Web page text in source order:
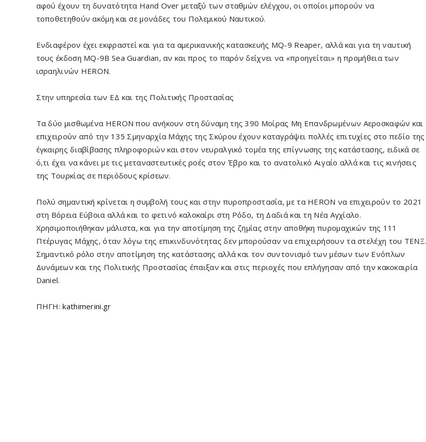
αφού έχουν τη δυνατότητα Hand Over μεταξύ των σταθμών ελέγχου, οι οποίοι μπορούν να
τοποθετηθούν ακόμη και σε μονάδες του Πολεμικού Ναυτικού.
Ενδιαφέρον έχει εκφραστεί και για τα αμερικανικής κατασκευής MQ-9 Reaper, αλλά και για τη ναυτική
τους έκδοση MQ-9B Sea Guardian, αν και προς το παρόν δείχνει να «προηγείται» η προμήθεια των
ισραηλινών HERON.
Στην υπηρεσία των ΕΔ και της Πολιτικής Προστασίας
Τα δύο μισθωμένα HERON που ανήκουν στη δύναμη της 390 Μοίρας Μη Επανδρωμένων Αεροσκαφών και
επιχειρούν από την 135 Σμηναρχία Μάχης της Σκύρου έχουν καταγράψει πολλές επιτυχίες στο πεδίο της
έγκαιρης διαβίβασης πληροφοριών και στον νευραλγικό τομέα της επίγνωσης της κατάστασης, ειδικά σε
ό,τι έχει να κάνει με τις μεταναστευτικές ροές στον Έβρο και το ανατολικό Αιγαίο αλλά και τις κινήσεις
της Τουρκίας σε περιόδους κρίσεων.
Πολύ σημαντική κρίνεται η συμβολή τους και στην πυροπροστασία, με τα HERON να επιχειρούν το 2021
στη Βόρεια Εύβοια αλλά και το φετινό καλοκαίρι στη Ρόδο, τη Δαδιά και τη Νέα Αγχίαλο.
Χρησιμοποιήθηκαν μάλιστα, και για την αποτίμηση της ζημίας στην αποθήκη πυρομαχικών της 111
Πτέρυγας Μάχης, όταν λόγω της επικινδυνότητας δεν μπορούσαν να επιχειρήσουν τα στελέχη του ΤΕΝΞ.
Σημαντικό ρόλο στην αποτίμηση της κατάστασης αλλά και τον συντονισμό των μέσων των Ενόπλων
Δυνάμεων και της Πολιτικής Προστασίας έπαιξαν και στις περιοχές που επλήγησαν από την κακοκαιρία
Daniel.
ΠΗΓΗ:kathimerini.gr